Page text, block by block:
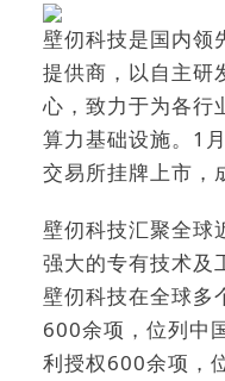
壁仞科技是国内领
提供商，以自主研
心，致力于为各行
算力基础设施。1
交易所挂牌上市，
壁仞科技汇聚全球
强大的专有技术及
壁仞科技在全球多
600余项，位列中
利授权600余项，